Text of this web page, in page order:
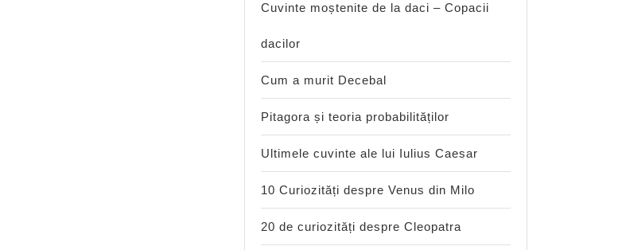
Cuvinte moștenite de la daci – Copacii
dacilor
Cum a murit Decebal
Pitagora și teoria probabilităților
Ultimele cuvinte ale lui Iulius Caesar
10 Curiozități despre Venus din Milo
20 de curiozități despre Cleopatra